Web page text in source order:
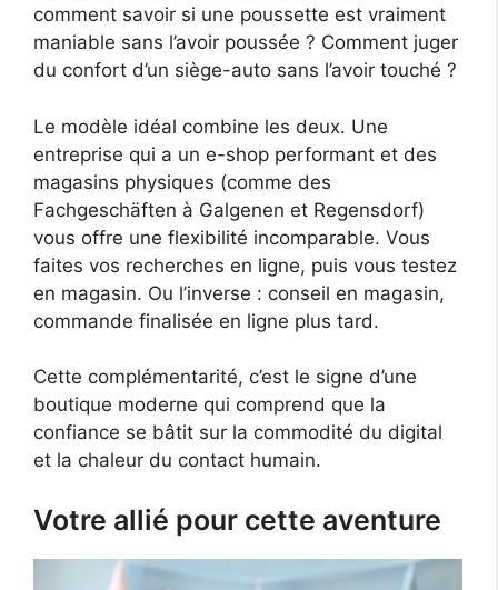
comment savoir si une poussette est vraiment
maniable sans l’avoir poussée ? Comment juger
du confort d’un siège-auto sans l’avoir touché ?
Le modèle idéal combine les deux. Une
entreprise qui a un e-shop performant et des
magasins physiques (comme des
Fachgeschäften à Galgenen et Regensdorf)
vous offre une flexibilité incomparable. Vous
faites vos recherches en ligne, puis vous testez
en magasin. Ou l’inverse : conseil en magasin,
commande finalisée en ligne plus tard.
Cette complémentarité, c’est le signe d’une
boutique moderne qui comprend que la
confiance se bâtit sur la commodité du digital
et la chaleur du contact humain.
Votre allié pour cette aventure